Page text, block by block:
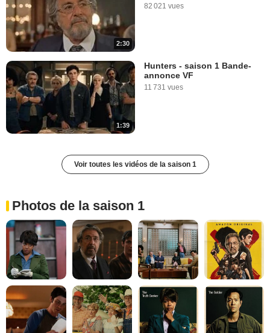
2:30
82 021 vues
1:39
Hunters - saison 1 Bande-
annonce VF
11 731 vues
Voir toutes les vidéos de la saison 1
Photos de la saison 1